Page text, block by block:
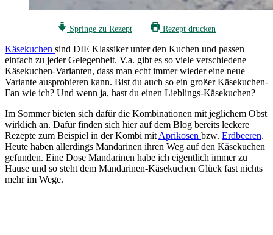
Springe zu Rezept Rezept drucken
Käsekuchen sind DIE Klassiker unter den Kuchen und passen
einfach zu jeder Gelegenheit. V.a. gibt es so viele verschiedene
Käsekuchen-Varianten, dass man echt immer wieder eine neue
Variante ausprobieren kann. Bist du auch so ein großer Käsekuchen-
Fan wie ich? Und wenn ja, hast du einen Lieblings-Käsekuchen?
Im Sommer bieten sich dafür die Kombinationen mit jeglichem Obst
wirklich an. Dafür finden sich hier auf dem Blog bereits leckere
Rezepte zum Beispiel in der Kombi mit Aprikosen bzw. Erdbeeren.
Heute haben allerdings Mandarinen ihren Weg auf den Käsekuchen
gefunden. Eine Dose Mandarinen habe ich eigentlich immer zu
Hause und so steht dem Mandarinen-Käsekuchen Glück fast nichts
mehr im Wege.